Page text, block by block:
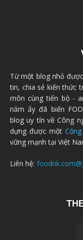
Từ một blog nhỏ
tin, chia sẻ kiến thức
môn cùng tiến bộ -
năm ấy đã biến
blog uy tín về Công
dựng được một
vững mạnh tại Việt
Liên hệ: